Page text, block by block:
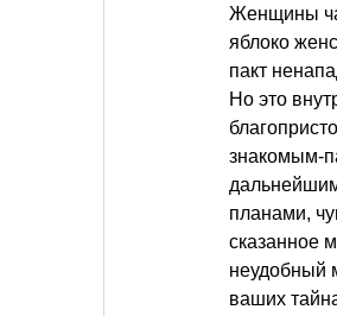
Женщины
яблоко
пакт
Но это
знакомым-
планами,
сказанное
неудобный
ваших